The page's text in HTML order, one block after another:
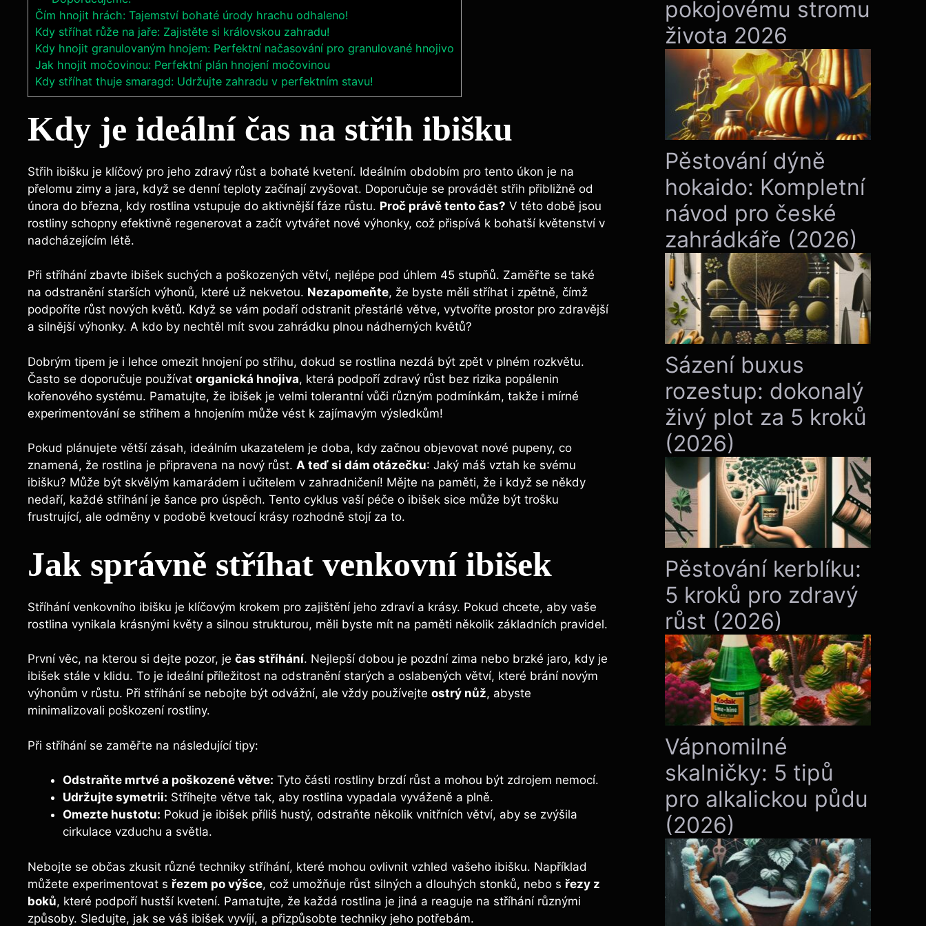
Čím hnojit hrách: Tajemství bohaté úrody hrachu odhaleno!
Kdy stříhat růže na jaře: Zajistěte si královskou zahradu!
Kdy hnojit granulovaným hnojem: Perfektní načasování pro granulované hnojivo
Jak hnojit močovinou: Perfektní plán hnojení močovinou
Kdy stříhat thuje smaragd: Udržujte zahradu v perfektním stavu!
Kdy je ideální čas na střih ibišku
Střih ibišku je klíčový pro jeho zdravý růst a bohaté kvetení. Ideálním obdobím pro tento úkon je na
přelomu zimy a jara, když se denní teploty začínají zvyšovat. Doporučuje se provádět střih přibližně od
února do března, kdy rostlina vstupuje do aktivnější fáze růstu. Proč právě tento čas? V této době jsou
rostliny schopny efektivně regenerovat a začít vytvářet nové výhonky, což přispívá k bohatší květenství v
nadcházejícím létě.
Při stříhání zbavte ibišek suchých a poškozených větví, nejlépe pod úhlem 45 stupňů. Zaměřte se také
na odstranění starších výhonů, které už nekvetou. Nezapomeňte, že byste měli stříhat i zpětně, čímž
podpoříte růst nových květů. Když se vám podaří odstranit přestárlé větve, vytvoříte prostor pro zdravější
a silnější výhonky. A kdo by nechtěl mít svou zahrádku plnou nádherných květů?
Dobrým tipem je i lehce omezit hnojení po střihu, dokud se rostlina nezdá být zpět v plném rozkvětu.
Často se doporučuje používat organická hnojiva, která podpoří zdravý růst bez rizika popálenin
kořenového systému. Pamatujte, že ibišek je velmi tolerantní vůči různým podmínkám, takže i mírné
experimentování se střihem a hnojením může vést k zajímavým výsledkům!
Pokud plánujete větší zásah, ideálním ukazatelem je doba, kdy začnou objevovat nové pupeny, co
znamená, že rostlina je připravena na nový růst. A teď si dám otázečku: Jaký máš vztah ke svému
ibišku? Může být skvělým kamarádem i učitelem v zahradničení! Mějte na paměti, že i když se někdy
nedaří, každé střihání je šance pro úspěch. Tento cyklus vaší péče o ibišek sice může být trošku
frustrující, ale odměny v podobě kvetoucí krásy rozhodně stojí za to.
Jak správně stříhat venkovní ibišek
Stříhání venkovního ibišku je klíčovým krokem pro zajištění jeho zdraví a krásy. Pokud chcete, aby vaše
rostlina vynikala krásnými květy a silnou strukturou, měli byste mít na paměti několik základních pravidel.
První věc, na kterou si dejte pozor, je čas stříhání. Nejlepší dobou je pozdní zima nebo brzké jaro, kdy je
ibišek stále v klidu. To je ideální příležitost na odstranění starých a oslabených větví, které brání novým
výhonům v růstu. Při stříhání se nebojte být odvážní, ale vždy používejte ostrý nůž, abyste
minimalizovali poškození rostliny.
Při stříhání se zaměřte na následující tipy:
Odstraňte mrtvé a poškozené větve: Tyto části rostliny brzdí růst a mohou být zdrojem nemocí.
Udržujte symetrii: Stříhejte větve tak, aby rostlina vypadala vyváženě a plně.
Omezte hustotu: Pokud je ibišek příliš hustý, odstraňte několik vnitřních větví, aby se zvýšila
cirkulace vzduchu a světla.
Nebojte se občas zkusit různé techniky stříhání, které mohou ovlivnit vzhled vašeho ibišku. Například
můžete experimentovat s řezem po výšce, což umožňuje růst silných a dlouhých stonků, nebo s řezy z
boků, které podpoří hustší kvetení. Pamatujte, že každá rostlina je jiná a reaguje na stříhání různými
způsoby. Sledujte, jak se váš ibišek vyvíjí, a přizpůsobte techniky jeho potřebám.
pokojovému stromu
života 2026
Pěstování dýně
hokaido: Kompletní
návod pro české
zahrádkáře (2026)
Sázení buxus
rozestup: dokonalý
živý plot za 5 kroků
(2026)
Pěstování kerblíku:
5 kroků pro zdravý
růst (2026)
Vápnomilné
skalničky: 5 tipů
pro alkalickou půdu
(2026)